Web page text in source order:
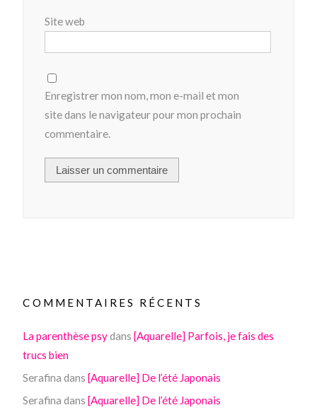
Site web
Enregistrer mon nom, mon e-mail et mon
site dans le navigateur pour mon prochain
commentaire.
COMMENTAIRES RÉCENTS
La parenthèse psydans [Aquarelle] Parfois, je fais des
trucs bien
Serafina dans [Aquarelle] De l’été Japonais
Serafina dans [Aquarelle] De l’été Japonais